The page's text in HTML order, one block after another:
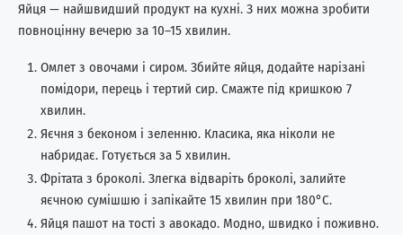
Яйця — найшвидший продукт на кухні. З них можна зробити
повноцінну вечерю за 10–15 хвилин.
Омлет з овочами і сиром. Збийте яйця, додайте нарізані
помідори, перець і тертий сир. Смажте під кришкою 7
хвилин.
Яєчня з беконом і зеленню. Класика, яка ніколи не
набридає. Готується за 5 хвилин.
Фрітата з броколі. Злегка відваріть броколі, залийте
яєчною сумішшю і запікайте 15 хвилин при 180°C.
Яйця пашот на тості з авокадо. Модно, швидко і поживно.